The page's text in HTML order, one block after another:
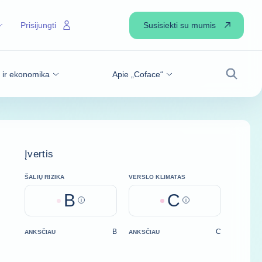
ir ekonomika Apie „Coface“
Paieška
Prisijungti Susisiekti su mumis
Įvertis
ŠALIŲ RIZIKA
B Help
VERSLO KLIMATAS
C Help
ANKSČIAU B ANKSČIAU C